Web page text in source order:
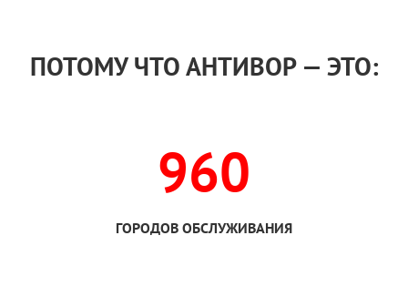
ПОТОМУ ЧТО АНТИВОР — ЭТО:
960
ГОРОДОВ ОБСЛУЖИВАНИЯ